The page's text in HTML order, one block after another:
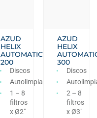
AZUD
HELIX
AUTOMATIC
200
Discos
Autolimpiante
1 – 8
filtros
x Ø2″
AZUD
HELIX
300
Discos
2 – 8
filtros
x Ø3″